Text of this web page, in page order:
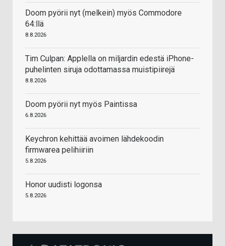
Doom pyörii nyt (melkein) myös Commodore
64:llä
8.8.2026
Tim Culpan: Applella on miljardin edestä iPhone-
puhelinten siruja odottamassa muistipiirejä
8.8.2026
Doom pyörii nyt myös Paintissa
6.8.2026
Keychron kehittää avoimen lähdekoodin
firmwarea pelihiiriin
5.8.2026
Honor uudisti logonsa
5.8.2026